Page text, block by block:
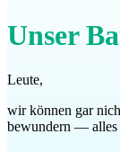
Unser
Leute,
wir können gar
bewundern — alles